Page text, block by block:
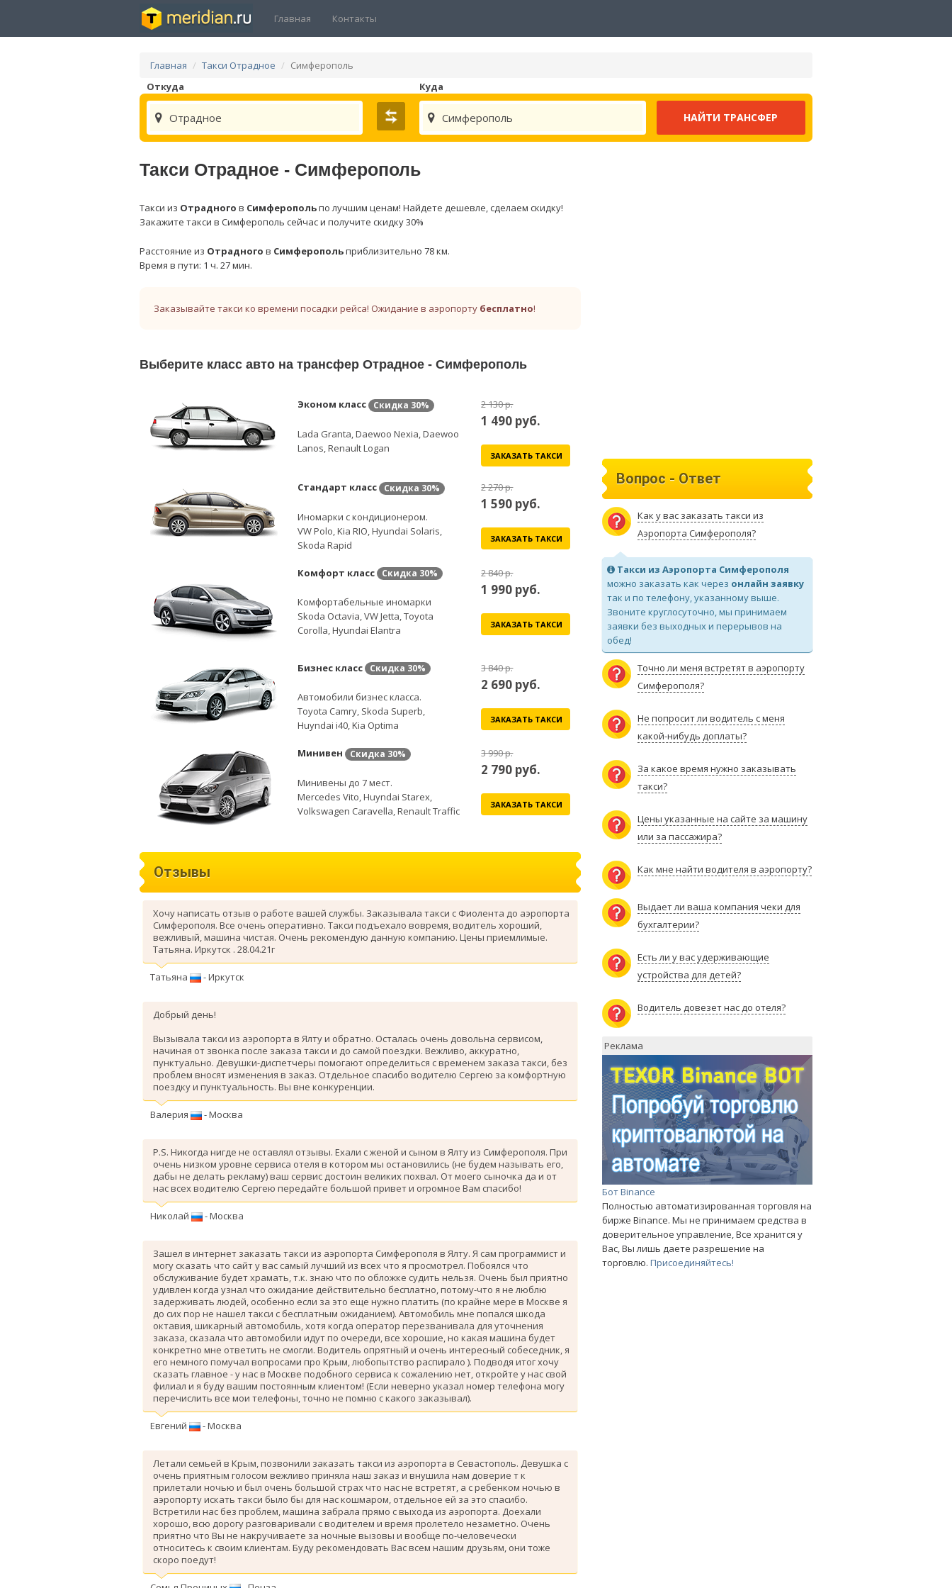
Главная Контакты
Главная Такси Отрадное
Симферополь
Откуда
Отрадное
Куда
Симферополь
Такси Отрадное - Симферополь
Такси из Отрадного в Симферопольпо лучшим ценам! Найдете дешевле, сделаем скидку!
Закажите такси в Симферополь сейчас и получите скидку 30%
Расстояние из Отрадного в Симферопольприблизительно 78 км.
Время в пути: 1 ч. 27 мин.
Заказывайте такси ко времени посадки рейса! Ожидание в аэропорту бесплатно!
Выберите класс авто на трансфер Отрадное - Симферополь
Эконом класс Скидка 30%
Lada Granta, Daewoo Nexia, Daewoo
Lanos, Renault Logan
2 130 р.
1 490 руб.
ЗАКАЗАТЬ ТАКСИ
Стандарт класс Скидка 30%
Иномарки с кондиционером.
VW Polo, Kia RIO, Hyundai Solaris,
Skoda Rapid
2 270 р.
1 590 руб.
ЗАКАЗАТЬ ТАКСИ
Комфорт класс Скидка 30%
Комфортабельные иномарки
Skoda Octavia, VW Jetta, Toyota
Corolla, Hyundai Elantra
2 840 р.
1 990 руб.
ЗАКАЗАТЬ ТАКСИ
Бизнес класс Скидка 30%
Автомобили бизнес класса.
Toyota Camry, Skoda Superb,
Huyndai i40, Kia Optima
3 840 р.
2 690 руб.
ЗАКАЗАТЬ ТАКСИ
Минивен Скидка 30%
Минивены до 7 мест.
Mercedes Vito, Huyndai Starex,
Volkswagen Caravella, Renault Traffic
3 990 р.
2 790 руб.
ЗАКАЗАТЬ ТАКСИ
Отзывы
Хочу написать отзыв о работе вашей службы. Заказывала такси с Фиолента до аэропорта
Симферополя. Все очень оперативно. Такси подъехало вовремя, водитель хороший,
вежливый, машина чистая. Очень рекомендую данную компанию. Цены приемлимые.
Татьяна. Иркутск . 28.04.21г
Татьяна - Иркутск
Добрый день!
Вызывала такси из аэропорта в Ялту и обратно. Осталась очень довольна сервисом,
начиная от звонка после заказа такси и до самой поездки. Вежливо, аккуратно,
пунктуально. Девушки-диспетчеры помогают определиться с временем заказа такси, без
проблем вносят изменения в заказ. Отдельное спасибо водителю Сергею за комфортную
поездку и пунктуальность. Вы вне конкуренции.
Валерия - Москва
P.S. Никогда нигде не оставлял отзывы. Ехали с женой и сыном в Ялту из Симферополя. При
очень низком уровне сервиса отеля в котором мы остановились (не будем называть его,
дабы не делать рекламу) ваш сервис достоин великих похвал. От моего сыночка да и от
нас всех водителю Сергею передайте большой привет и огромное Вам спасибо!
Николай - Москва
Зашел в интернет заказать такси из аэропорта Симферополя в Ялту. Я сам программист и
могу сказать что сайт у вас самый лучший из всех что я просмотрел. Побоялся что
обслуживание будет храмать, т.к. знаю что по обложке судить нельзя. Очень был приятно
удивлен когда узнал что ожидание действительно бесплатно, потому-что я не люблю
задерживать людей, особенно если за это еще нужно платить (по крайне мере в Москве я
до сих пор не нашел такси с бесплатным ожиданием). Автомобиль мне попался шкода
октавия, шикарный автомобиль, хотя когда оператор перезванивала для уточнения
заказа, сказала что автомобили идут по очереди, все хорошие, но какая машина будет
конкретно мне ответить не смогли. Водитель опрятный и очень интересный собеседник, я
его немного помучал вопросами про Крым, любопытство распирало ). Подводя итог хочу
сказать главное - у нас в Москве подобного сервиса к сожалению нет, откройте у нас свой
филиал и я буду вашим постоянным клиентом! (Если неверно указал номер телефона могу
перечислить все мои телефоны, точно не помню с какого заказывал).
Евгений - Москва
Летали семьей в Крым, позвонили заказать такси из аэропорта в Севастополь. Девушка с
очень приятным голосом вежливо приняла наш заказ и внушила нам доверие т к
прилетали ночью и был очень большой страх что нас не встретят, а с ребенком ночью в
аэропорту искать такси было бы для нас кошмаром, отдельное ей за это спасибо.
Вcтретили нас без проблем, машина забрала прямо с выхода из аэропорта. Доехали
хорошо, всю дорогу разговаривали с водителем и время пролетело незаметно. Очень
приятно что Вы не накручиваете за ночные вызовы и вообще по-человечески
относитесь к своим клиентам. Буду рекомендовать Вас всем нашим друзьям, они тоже
скоро поедут!
Вопрос - Ответ
Как у вас заказать такси из
Аэропорта Симферополя?
Такси из Аэропорта Симферополя
можно заказать как через онлайн заявку
так и по телефону, указанному выше.
Звоните круглосуточно, мы принимаем
заявки без выходных и перерывов на
обед!
Точно ли меня встретят в аэропорту
Симферополя?
Не попросит ли водитель с меня
какой-нибудь доплаты?
За какое время нужно заказывать
такси?
Цены указанные на сайте за машину
или за пассажира?
Как мне найти водителя в аэропорту?
Выдает ли ваша компания чеки для
бухгалтерии?
Есть ли у вас удерживающие
устройства для детей?
Водитель довезет нас до отеля?
Реклама
Бот Binance
Полностью автоматизированная торговля на
бирже Binance. Мы не принимаем средства в
доверительное управление, Все хранится у
Вас, Вы лишь даете разрешение на
торговлю.Присоединяйтесь!